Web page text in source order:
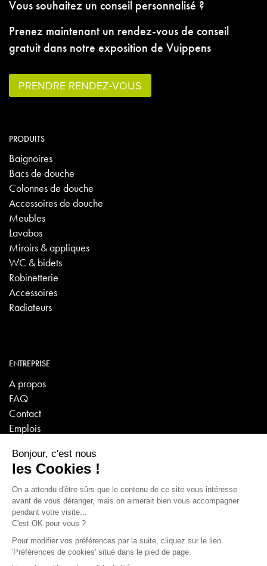
Vous souhaitez un conseil personnalisé ?
Prenez maintenant un rendez-vous de conseil
gratuit dans notre exposition de Vuippens
PRENDRE RENDEZ-VOUS
PRODUITS
Baignoires
Bacs de douche
Colonnes de douche
Accessoires de douche
Meubles
Lavabos
Miroirs & appliques
WC & bidets
Robinetterie
Accessoires
Radiateurs
ENTREPRISE
A propos
FAQ
Contact
Emplois
VISITES VIRTUELLES
Sanitaire - Carrelage - Poêles/Cheminées
Poêles/Cheminées 2e partie